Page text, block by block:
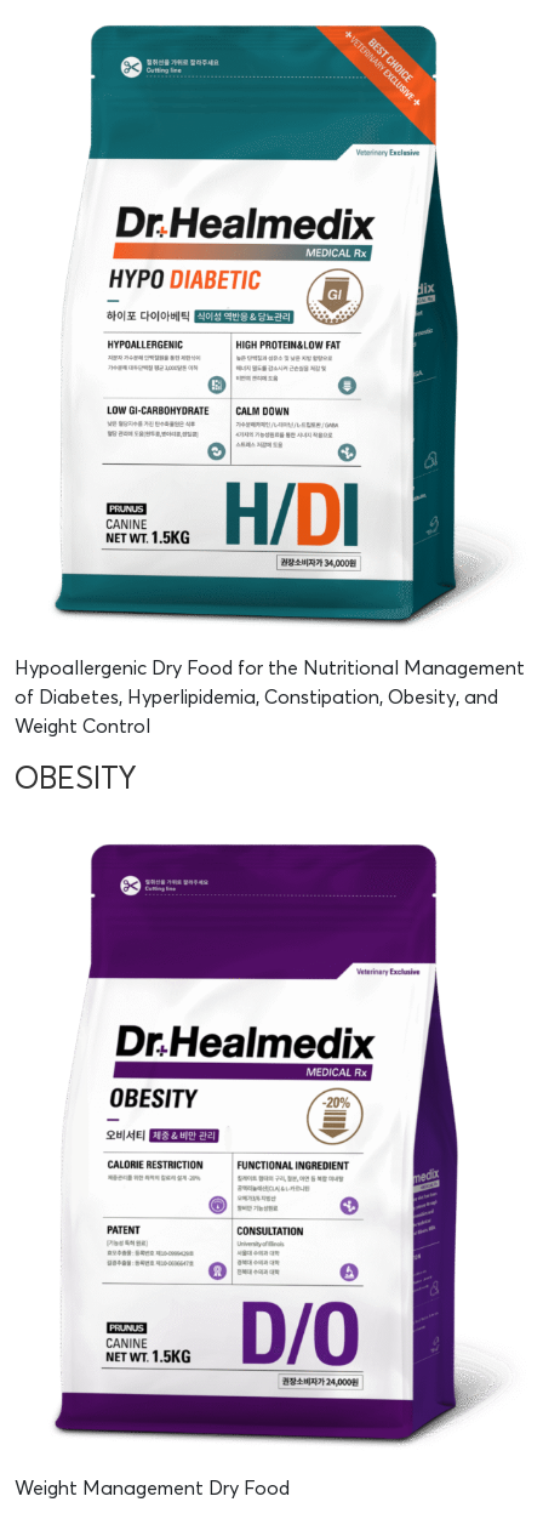
Hypoallergenic Dry Food for the Nutritional Management
of Diabetes, Hyperlipidemia, Constipation, Obesity, and
Weight Control
OBESITY
Weight Management Dry Food